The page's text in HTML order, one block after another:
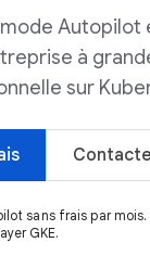
à
sur
sans frais par
GKE.